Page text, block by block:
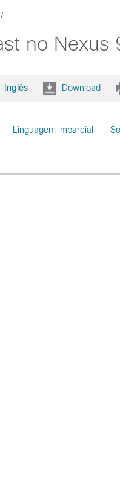
no Nexus
Inglês Download
Linguagem imparcial